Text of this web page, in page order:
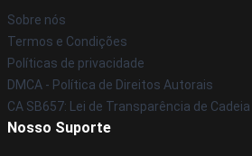
Sobre nós
Termos e Condições
Políticas de privacidade
DMCA - Política de Direitos Autorais
CA SB657: Lei de Transparência de
Nosso Suporte